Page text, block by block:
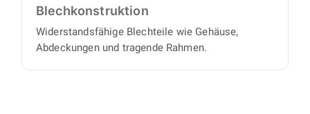
Blech­konstruktion
Widerstandsfähige Blechteile wie Gehäuse,
Abdeckungen und tragende Rahmen.